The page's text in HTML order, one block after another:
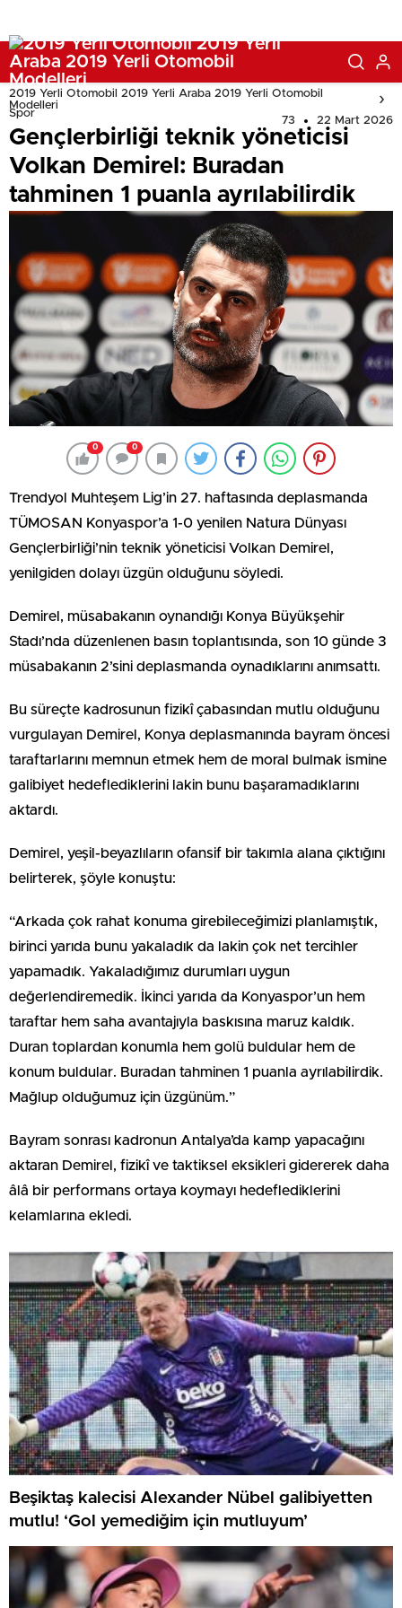
2019 Yerli Otomobil 2019 Yerli Araba 2019 Yerli Otomobil
Modelleri
Spor
73 22 Mart 2026
Gençlerbirliği teknik yöneticisi
Volkan Demirel: Buradan
tahminen 1 puanla ayrılabilirdik
0 0
Trendyol Muhteşem Lig’in 27. haftasında deplasmanda
TÜMOSAN Konyaspor’a 1-0 yenilen Natura Dünyası
Gençlerbirliği’nin teknik yöneticisi Volkan Demirel,
yenilgiden dolayı üzgün olduğunu söyledi.
Demirel, müsabakanın oynandığı Konya Büyükşehir
Stadı’nda düzenlenen basın toplantısında, son 10 günde 3
müsabakanın 2’sini deplasmanda oynadıklarını anımsattı.
Bu süreçte kadrosunun fizikî çabasından mutlu olduğunu
vurgulayan Demirel, Konya deplasmanında bayram öncesi
taraftarlarını memnun etmek hem de moral bulmak ismine
galibiyet hedeflediklerini lakin bunu başaramadıklarını
aktardı.
Demirel, yeşil-beyazlıların ofansif bir takımla alana çıktığını
belirterek, şöyle konuştu:
“Arkada çok rahat konuma girebileceğimizi planlamıştık,
birinci yarıda bunu yakaladık da lakin çok net tercihler
yapamadık. Yakaladığımız durumları uygun
değerlendiremedik. İkinci yarıda da Konyaspor’un hem
taraftar hem saha avantajıyla baskısına maruz kaldık.
Duran toplardan konumla hem golü buldular hem de
konum buldular. Buradan tahminen 1 puanla ayrılabilirdik.
Mağlup olduğumuz için üzgünüm.”
Bayram sonrası kadronun Antalya’da kamp yapacağını
aktaran Demirel, fizikî ve taktiksel eksikleri gidererek daha
âlâ bir performans ortaya koymayı hedeflediklerini
kelamlarına ekledi.
Beşiktaş kalecisi Alexander Nübel galibiyetten
mutlu! ‘Gol yemediğim için mutluyum’